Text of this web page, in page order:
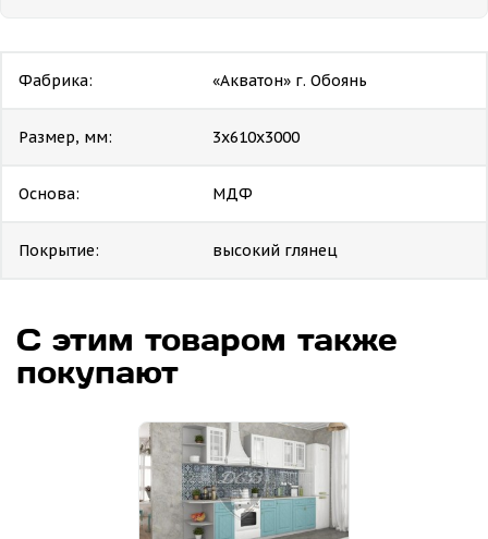
Фабрика: «Акватон» г. Обоянь
Размер, мм: 3х610х3000
Основа: МДФ
Покрытие: высокий глянец
С этим товаром также
покупают